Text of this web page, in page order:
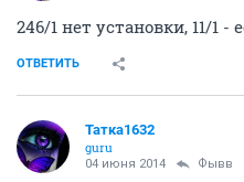
246/1 нет установки, 11/1 -
ОТВЕТИТЬ
Татка1632
guru
04 июня 2014 Фывв